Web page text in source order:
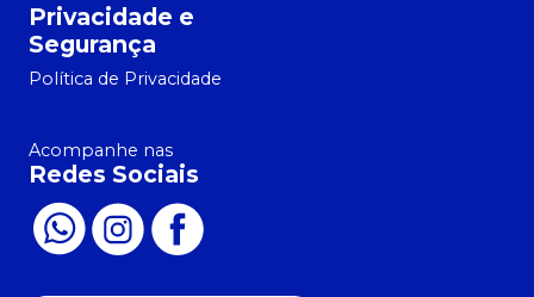
Privacidade e
Segurança
Política de Privacidade
Acompanhe nas
Redes Sociais